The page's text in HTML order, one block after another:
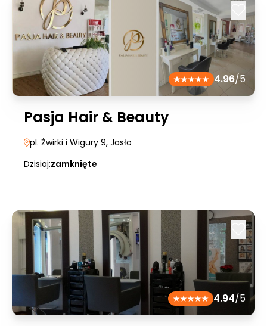
4.96/5
Pasja Hair & Beauty
pl. Żwirki i Wigury 9, Jasło
Dzisiaj:zamknięte
4.94/5